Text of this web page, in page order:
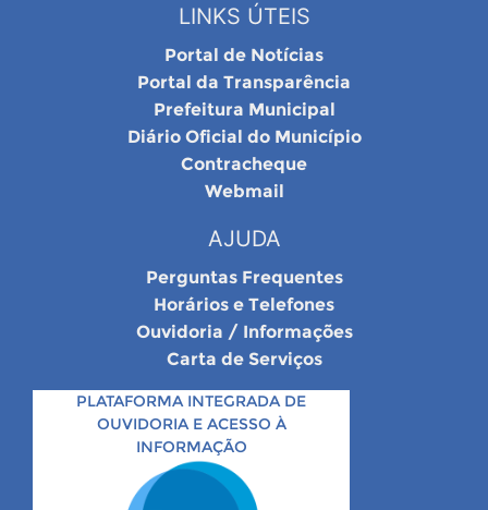
LINKS ÚTEIS
Portal de Notícias
Portal da Transparência
Prefeitura Municipal
Diário Oficial do Município
Contracheque
Webmail
AJUDA
Perguntas Frequentes
Horários e Telefones
Ouvidoria / Informações
Carta de Serviços
PLATAFORMA INTEGRADA DE
OUVIDORIA E ACESSO À
INFORMAÇÃO